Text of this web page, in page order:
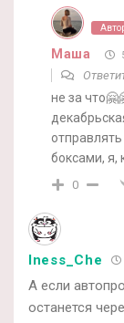
Маша
не за
боксами, я,
0
Iness_Che
А если
останется